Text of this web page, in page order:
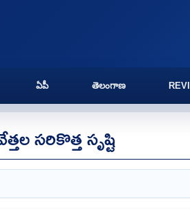
ఏపీ తెలంగాణ
సరికొత్త సృష్టి